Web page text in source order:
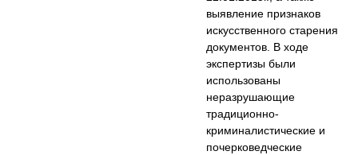
выявление признаков
искусственного старения
документов. В ходе
экспертизы были
использованы
неразрушающие
традиционно-
криминалистические и
почерковедческие